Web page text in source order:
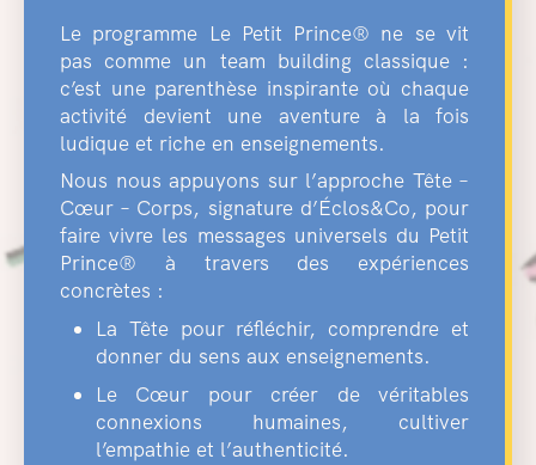
Le programme Le Petit Prince® ne se vit
pas comme un team building classique :
c’est une parenthèse inspirante où chaque
activité devient une aventure à la fois
ludique et riche en enseignements.
Nous nous appuyons sur l’approche Tête –
Cœur – Corps, signature d’Éclos&Co, pour
faire vivre les messages universels du Petit
Prince® à travers des expériences
concrètes :
La Tête pour réfléchir, comprendre et
donner du sens aux enseignements.
Le Cœur pour créer de véritables
connexions humaines, cultiver
l’empathie et l’authenticité.